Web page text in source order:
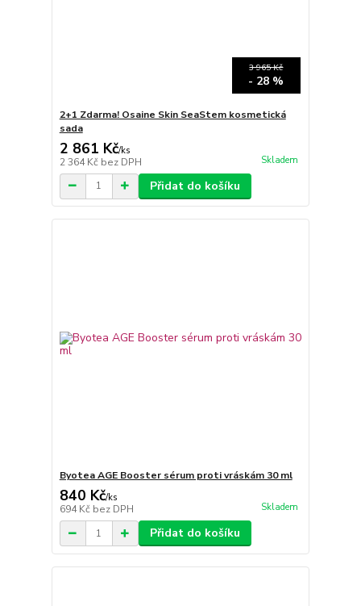
3 965 Kč
- 28 %
2+1 Zdarma! Osaine Skin SeaStem kosmetická
sada
2 861 Kč/ks
2 364 Kč bez DPH Skladem
Přidat do košíku
Byotea AGE Booster sérum proti vráskám 30 ml
840 Kč/ks
694 Kč bez DPH Skladem
Přidat do košíku